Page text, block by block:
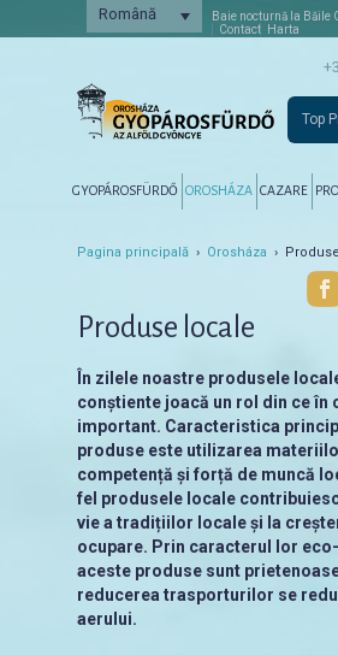
Română Baie nocturnă la Băile
Contact
Harta
Top
Tovább az elsődleges
Tovább a másodlagos
GYOPÁROSFÜRDŐ OROSHÁZA CAZARE
Pagina principală › Orosháza ›
Produse locale
În zilele noastre produsele
conștiente joacă un rol din ce în
important. Caracteristica
produse este utilizarea
competență și forță de muncă
fel produsele locale
vie a tradițiilor locale și la
ocupare. Prin caracterul lor
aceste produse sunt
reducerea trasporturilor se
aerului.